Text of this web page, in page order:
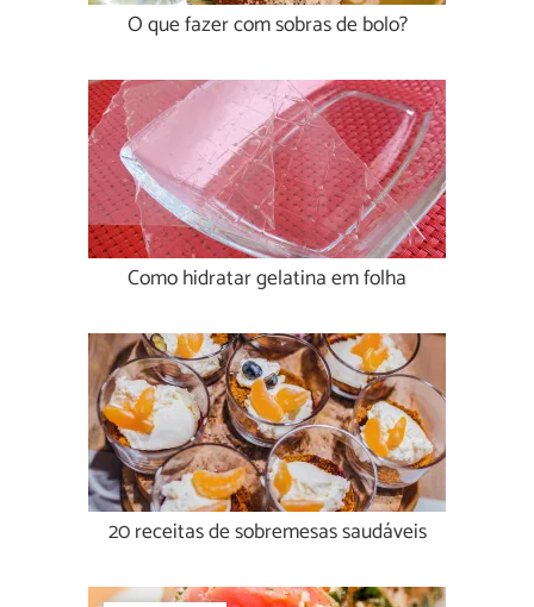
O que fazer com sobras de bolo?
Como hidratar gelatina em folha
20 receitas de sobremesas saudáveis